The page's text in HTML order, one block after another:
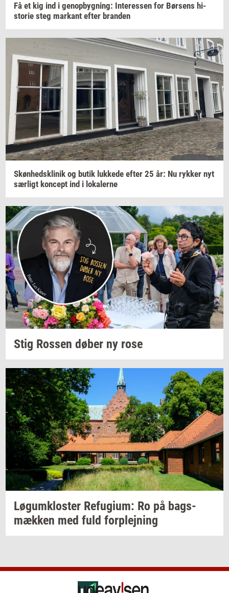
Få et kig ind i genop­byg­ning: In­ter­es­sen for Bør­sens hi­
sto­rie steg mar­kant efter bran­den
Skøn­heds­kli­nik og butik luk­ke­de efter 25 år: Nu ryk­ker nyt
sær­ligt kon­cept ind i lo­ka­ler­ne
Stig Ros­sen døber ny rose
Løgum­klo­ster Re­fu­gi­um: Ro på bags­
mæk­ken med fuld for­plej­ning